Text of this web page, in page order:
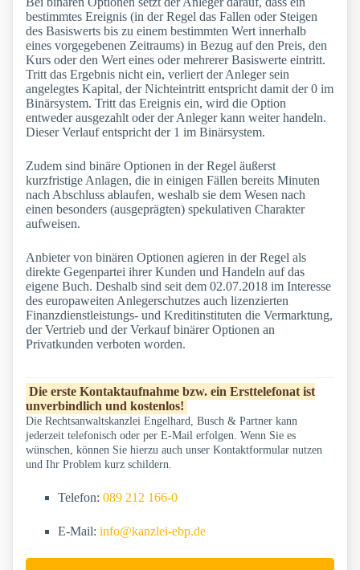
bestimmtes Ereignis (in der Regel das Fallen oder Steigen
des Basiswerts bis zu einem bestimmten Wert innerhalb
eines vorgegebenen Zeitraums) in Bezug auf den Preis, den
Kurs oder den Wert eines oder mehrerer Basiswerte eintritt.
Tritt das Ergebnis nicht ein, verliert der Anleger sein
angelegtes Kapital, der Nichteintritt entspricht damit der 0 im
Binärsystem. Tritt das Ereignis ein, wird die Option
entweder ausgezahlt oder der Anleger kann weiter handeln.
Dieser Verlauf entspricht der 1 im Binärsystem.
Zudem sind binäre Optionen in der Regel äußerst
kurzfristige Anlagen, die in einigen Fällen bereits Minuten
nach Abschluss ablaufen, weshalb sie dem Wesen nach
einen besonders (ausgeprägten) spekulativen Charakter
aufweisen.
Anbieter von binären Optionen agieren in der Regel als
direkte Gegenpartei ihrer Kunden und Handeln auf das
eigene Buch. Deshalb sind seit dem 02.07.2018 im Interesse
des europaweiten Anlegerschutzes auch lizenzierten
Finanzdienstleistungs- und Kreditinstituten die Vermarktung,
der Vertrieb und der Verkauf binärer Optionen an
Privatkunden verboten worden.
Die erste Kontaktaufnahme bzw. ein Ersttelefonat ist
unverbindlich und kostenlos!
Die Rechtsanwaltskanzlei Engelhard, Busch & Partner kann
jederzeit telefonisch oder per E-Mail erfolgen. Wenn Sie es
wünschen, können Sie hierzu auch unser Kontaktformular nutzen
und Ihr Problem kurz schildern.
Telefon: 089 212 166-0
E-Mail: info@kanzlei-ebp.de